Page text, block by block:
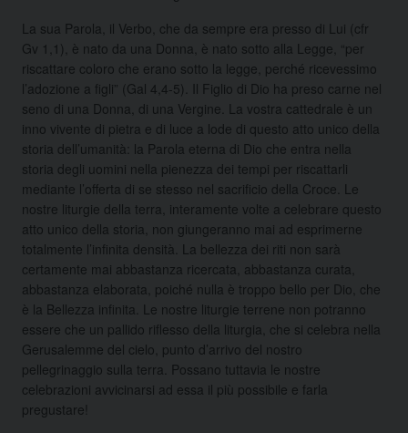
La sua Parola, il Verbo, che da sempre era presso di Lui (cfr
Gv 1,1), è nato da una Donna, è nato sotto alla Legge, “per
riscattare coloro che erano sotto la legge, perché ricevessimo
l’adozione a figli” (Gal 4,4-5). Il Figlio di Dio ha preso carne nel
seno di una Donna, di una Vergine. La vostra cattedrale è un
inno vivente di pietra e di luce a lode di questo atto unico della
storia dell’umanità: la Parola eterna di Dio che entra nella
storia degli uomini nella pienezza dei tempi per riscattarli
mediante l’offerta di se stesso nel sacrificio della Croce. Le
nostre liturgie della terra, interamente volte a celebrare questo
atto unico della storia, non giungeranno mai ad esprimerne
totalmente l’infinita densità. La bellezza dei riti non sarà
certamente mai abbastanza ricercata, abbastanza curata,
abbastanza elaborata, poiché nulla è troppo bello per Dio, che
è la Bellezza infinita. Le nostre liturgie terrene non potranno
essere che un pallido riflesso della liturgia, che si celebra nella
Gerusalemme del cielo, punto d’arrivo del nostro
pellegrinaggio sulla terra. Possano tuttavia le nostre
celebrazioni avvicinarsi ad essa il più possibile e farla
pregustare!